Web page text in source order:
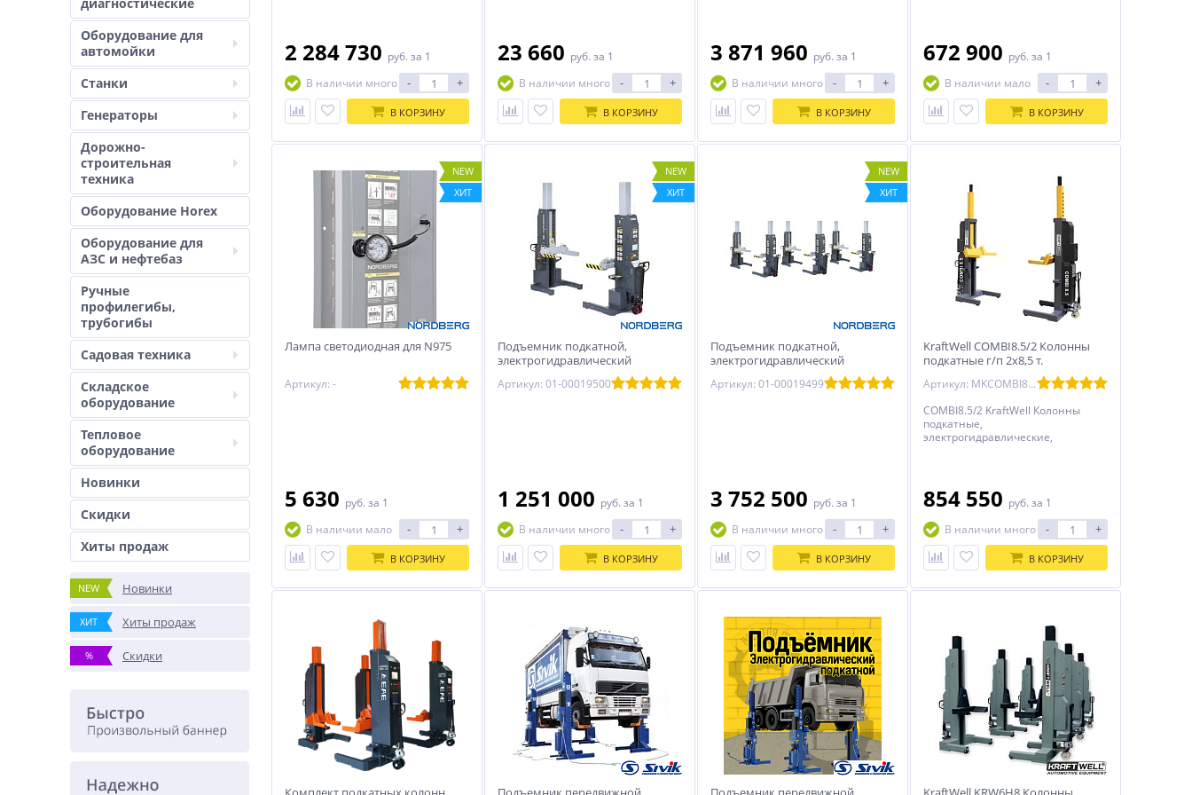
Оборудование для
автомойки
Станки
Генераторы
Дорожно-
строительная
техника
Оборудование Horex
Оборудование для
АЗС и нефтебаз
Ручные
профилегибы,
трубогибы
Садовая техника
Складское
оборудование
Тепловое
оборудование
Новинки
Скидки
Хиты продаж
NEW Новинки
ХИТ Хиты продаж
% Скидки
2 284 730 руб. за 1
В наличии много
- +
В КОРЗИНУ
23 660 руб. за 1
В наличии много
- +
В КОРЗИНУ
3 871 960 руб. за 1
В наличии много
- +
В КОРЗИНУ
672 900 руб. за 1
В наличии мало
- +
В КОРЗИНУ
NEW
ХИТ
Лампа светодиодная для N975
Артикул: -
5 630 руб. за 1
В наличии мало
- +
В КОРЗИНУ
NEW
ХИТ
Подъемник подкатной,
электрогидравлический
(комплект 2 шт) NORDBERG
N975_2(G)
Артикул: 01-00019500
1 251 000 руб. за 1
В наличии много
- +
В КОРЗИНУ
NEW
ХИТ
Подъемник подкатной,
электрогидравлический
(комплект 6 шт) NORDBERG
N975_6(G)
Артикул: 01-00019499
3 752 500 руб. за 1
В наличии много
- +
В КОРЗИНУ
KraftWell COMBI8.5/2 Колонны
подкатные г/п 2х8,5 т.
электрогидравлические
беспроводные
Артикул: MKCOMBI8.5/2
COMBI8.5/2 KraftWell Колонны
подкатные,
электрогидравлические,
854 550 руб. за 1
В наличии много
- +
В КОРЗИНУ